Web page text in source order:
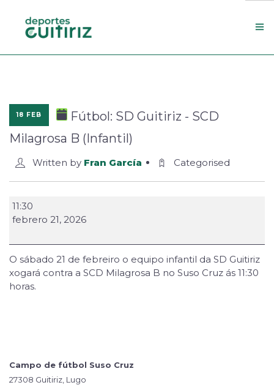
Actualidade
Contacto
Concello
18 FEB
Fútbol: SD Guitiriz - SCD
Milagrosa B (Infantil)
Written by Fran García Categorised
11:30
febrero 21, 2026
O sábado 21 de febreiro o equipo infantil da SD Guitiriz
xogará contra a SCD Milagrosa B no Suso Cruz ás 11:30
horas.
Campo de fútbol Suso Cruz
27308 Guitiriz, Lugo